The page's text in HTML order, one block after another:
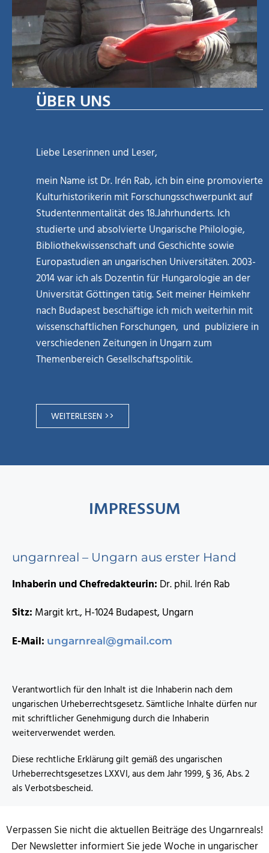
ÜBER UNS
Liebe Leserinnen und Leser,
mein Name ist Dr. Irén Rab, ich bin eine promovierte
Kulturhistorikerin mit Forschungsschwerpunkt auf
Studentenmentalität des 18.Jahrhunderts. Ich
studierte und absolvierte Ungarische Philologie,
Bibliothekwissenschaft und Geschichte sowie
Europastudien an ungarischen Universitäten. 2003-
2014 war ich als Dozentin für Hungarologie an der
Universität Göttingen tätig. Seit meiner Heimkehr
nach Budapest beschäftige ich mich weiterhin mit
wissenschaftlichen Forschungen, und publiziere in
verschiedenen Zeitungen in Ungarn zum
Themenbereich Gesellschaftspolitik.
WEITERLESEN >>
IMPRESSUM
ungarnreal – Ungarn aus erster Hand
Inhaberin und Chefredakteurin: Dr. phil. Irén Rab
Sitz: Margit krt., H-1024 Budapest, Ungarn
E-Mail: ungarnreal@gmail.com
Verantwortlich für den Inhalt ist die Inhaberin nach dem
ungarischen Urheberrechtsgesetz. Sämtliche Inhalte dürfen nur
mit schriftlicher Genehmigung durch die Inhaberin
weiterverwendet werden.
Diese rechtliche Erklärung gilt gemäß des ungarischen
Urheberrechtsgesetzes LXXVI, aus dem Jahr 1999, § 36, Abs. 2
als Verbotsbescheid.
Verpassen Sie nicht die aktuellen Beiträge des Ungarnreals!
Der Newsletter informiert Sie jede Woche in ungarischer